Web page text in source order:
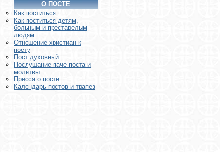
О ПОСТЕ
Как поститься
Как поститься детям,
больным и престарелым
людям
Отношение христиан к
посту
Пост духовный
Послушание паче поста и
молитвы
Пресса о посте
Календарь постов и трапез